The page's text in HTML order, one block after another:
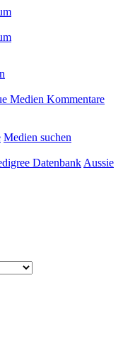
Medien Kommentare
Medien suchen
Datenbank Aussie